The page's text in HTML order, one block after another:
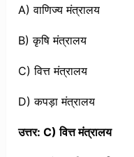
A) वाणिज्य मंत्रालय
B) कृषि मंत्रालय
C) वित्त मंत्रालय
D) कपड़ा मंत्रालय
उत्तर: C) वित्त मंत्रालय